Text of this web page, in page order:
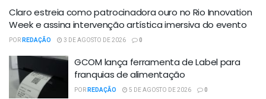
Claro estreia como patrocinadora ouro no Rio Innovation
Week e assina intervenção artística imersiva do evento
PORREDAÇÃO 3 DE AGOSTO DE 2026 0
GCOM lança ferramenta de Label para
franquias de alimentação
PORREDAÇÃO 5 DE AGOSTO DE 2026 0